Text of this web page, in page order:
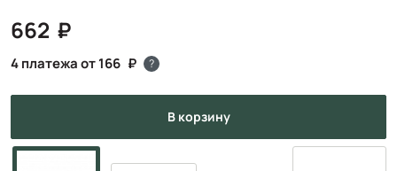
662
4 платежа от 166 ?
в корзину